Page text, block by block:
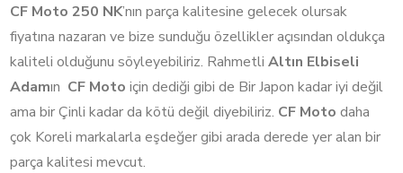
CF Moto 250 NK’nın parça kalitesine gelecek olursak
fiyatına nazaran ve bize sunduğu özellikler açısından oldukça
kaliteli olduğunu söyleyebiliriz. RahmetliAltın Elbiseli
Adamın CF Moto için dediği gibi de Bir Japon kadar iyi değil
ama bir Çinli kadar da kötü değil diyebiliriz. CF Moto daha
çok Koreli markalarla eşdeğer gibi arada derede yer alan bir
parça kalitesi mevcut.